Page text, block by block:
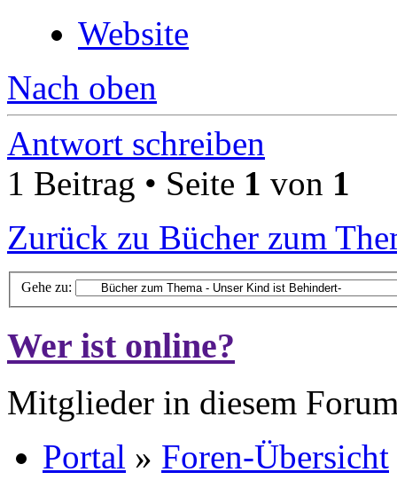
Website
Nach oben
Antwort schreiben
1 Beitrag • Seite 1 von 1
Zurück zu Bücher zum
Gehe zu:
Wer ist online?
Mitglieder in diesem
Portal » Foren-Übersicht